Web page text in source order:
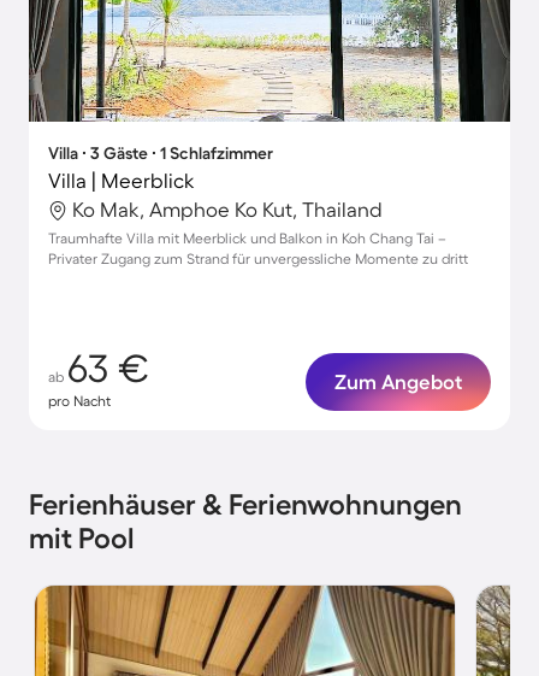
Villa ∙ 3 Gäste ∙ 1 Schlafzimmer
Villa | Meerblick
Ko Mak, Amphoe Ko Kut, Thailand
Traumhafte Villa mit Meerblick und Balkon in Koh Chang Tai –
Privater Zugang zum Strand für unvergessliche Momente zu dritt
ab 63 €
pro Nacht
Zum Angebot
Ferienhäuser & Ferienwohnungen
mit Pool